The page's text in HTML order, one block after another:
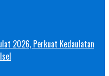
2026, Perkuat Kedaulatan